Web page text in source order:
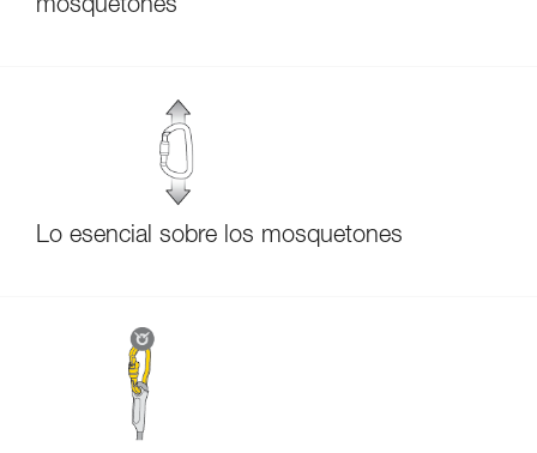
mosquetones
Lo esencial sobre los mosquetones